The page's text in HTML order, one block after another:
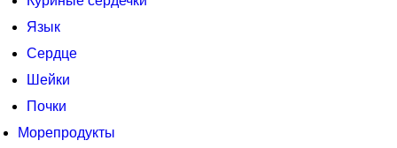
Язык
Сердце
Шейки
Почки
Морепродукты